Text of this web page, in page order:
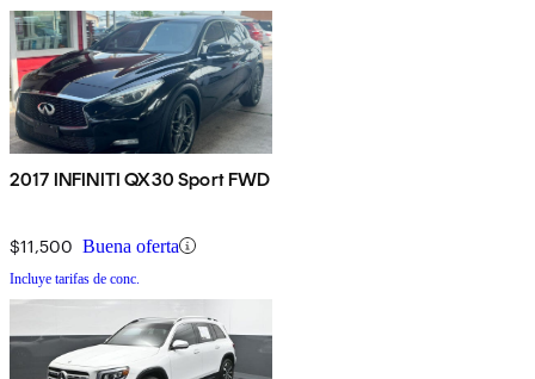
2017 INFINITI QX30 Sport FWD
$11,500 Buena oferta
Incluye tarifas de conc.